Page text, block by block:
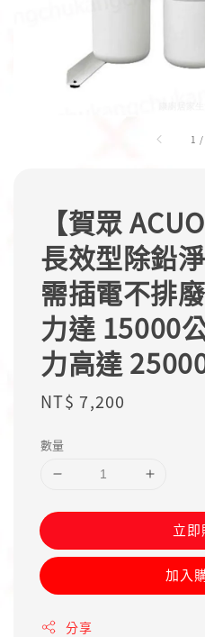
1 /
【賀眾
長效型除鉛
需插電不排
力達 15000
力高達
Regular
NT$ 7,200
數量
立即
加入
分享